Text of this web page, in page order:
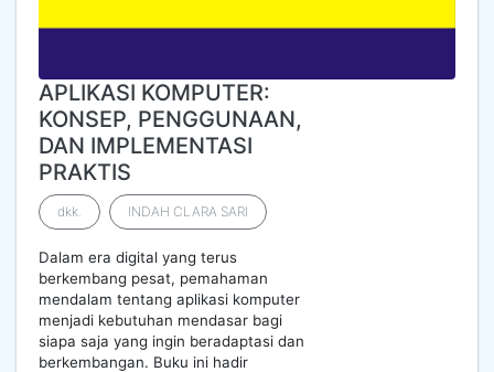
APLIKASI KOMPUTER:
KONSEP, PENGGUNAAN,
DAN IMPLEMENTASI
PRAKTIS
dkk. INDAH CLARA SARI
Dalam era digital yang terus
berkembang pesat, pemahaman
mendalam tentang aplikasi komputer
menjadi kebutuhan mendasar bagi
siapa saja yang ingin beradaptasi dan
berkembangan. Buku ini hadir